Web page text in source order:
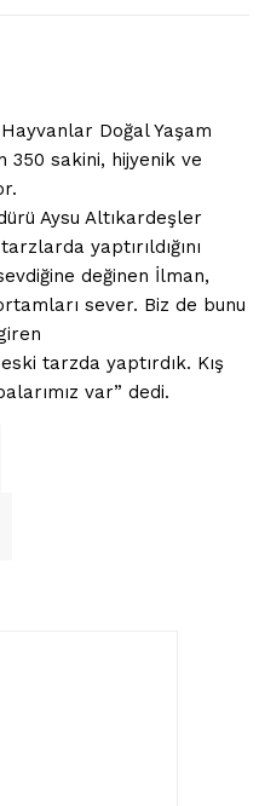
Doğal Yaşam
350 sakini, hijyenik ve
Aysu Altıkardeşler
yaptırıldığını
değinen İlman,
sever. Biz de bunu
tarzda yaptırdık. Kış
var” dedi.